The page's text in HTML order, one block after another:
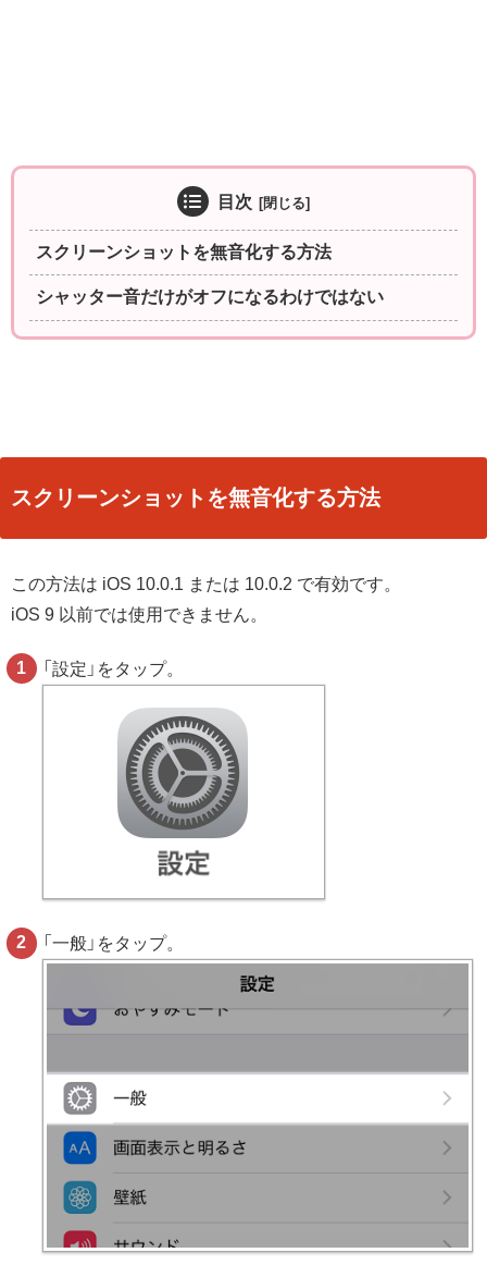
目次
スクリーンショットを無音化する方法
シャッター音だけがオフになるわけではない
スクリーンショットを無音化する方法
この方法は iOS 10.0.1 または 10.0.2 で有効です。
iOS 9 以前では使用できません。
「設定」をタップ。
「一般」をタップ。